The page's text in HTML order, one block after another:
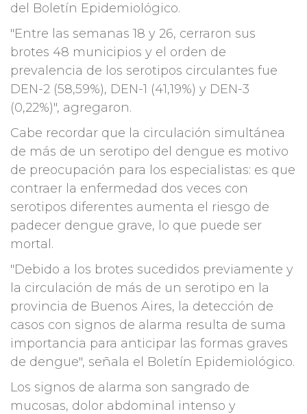
del Boletín Epidemiológico.
"Entre las semanas 18 y 26, cerraron sus
brotes 48 municipios y el orden de
prevalencia de los serotipos circulantes fue
DEN-2 (58,59%), DEN-1 (41,19%) y DEN-3
(0,22%)", agregaron.
Cabe recordar que la circulación simultánea
de más de un serotipo del dengue es motivo
de preocupación para los especialistas: es que
contraer la enfermedad dos veces con
serotipos diferentes aumenta el riesgo de
padecer dengue grave, lo que puede ser
mortal.
"Debido a los brotes sucedidos previamente y
la circulación de más de un serotipo en la
provincia de Buenos Aires, la detección de
casos con signos de alarma resulta de suma
importancia para anticipar las formas graves
de dengue", señala el Boletín Epidemiológico.
Los signos de alarma son sangrado de
mucosas, dolor abdominal intenso y